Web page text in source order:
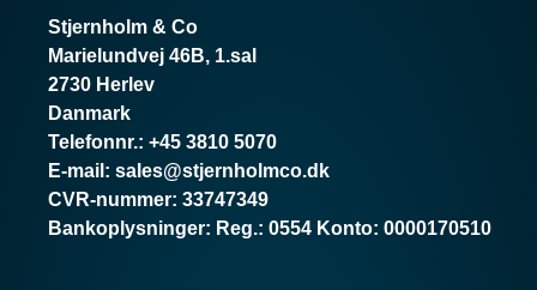
Stjernholm & Co
Marielundvej 46B, 1.sal
2730 Herlev
Danmark
Telefonnr.: +45 3810 5070
E-mail : sales@stjernholmco.dk
CVR-nummer: 33747349
Bankoplysninger: Reg.: 0554 Konto: 0000170510